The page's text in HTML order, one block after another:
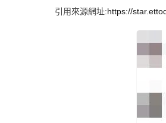
引用來源網址:https://